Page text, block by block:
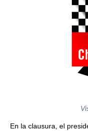
En la clausura, el